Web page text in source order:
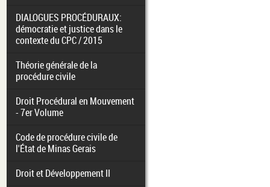
DIALOGUES PROCÉDURAUX:
démocratie et justice dans le
contexte du CPC / 2015
Théorie générale de la
procédure civile
Droit Procédural en Mouvement
- 7er Volume
Code de procédure civile de
l'État de Minas Gerais
Droit et Développement II